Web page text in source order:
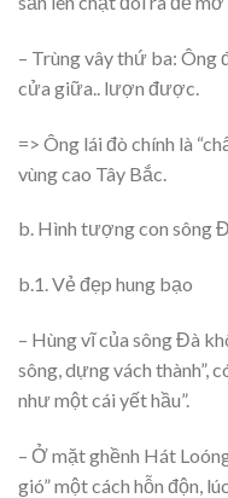
– Trùng vây thứ ba: Ông
cửa giữa.. lượn được.
=> Ông lái đò chính là
vùng cao Tây Bắc.
b. Hình tượng con sông
b.1. Vẻ đẹp hung bạo
– Hùng vĩ của sông Đà
sông, dựng vách thành”,
như một cái yết hầu”.
– Ở mặt ghềnh Hát
gió” một cách hỗn độn,